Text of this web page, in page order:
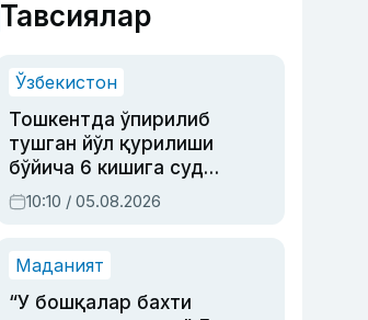
Тавсиялар
Ўзбекистон
Тошкентда ўпирилиб
тушган йўл қурилиши
бўйича 6 кишига суд
ҳукми ўқилди
10:10 / 05.08.2026
Маданият
“У бошқалар бахти